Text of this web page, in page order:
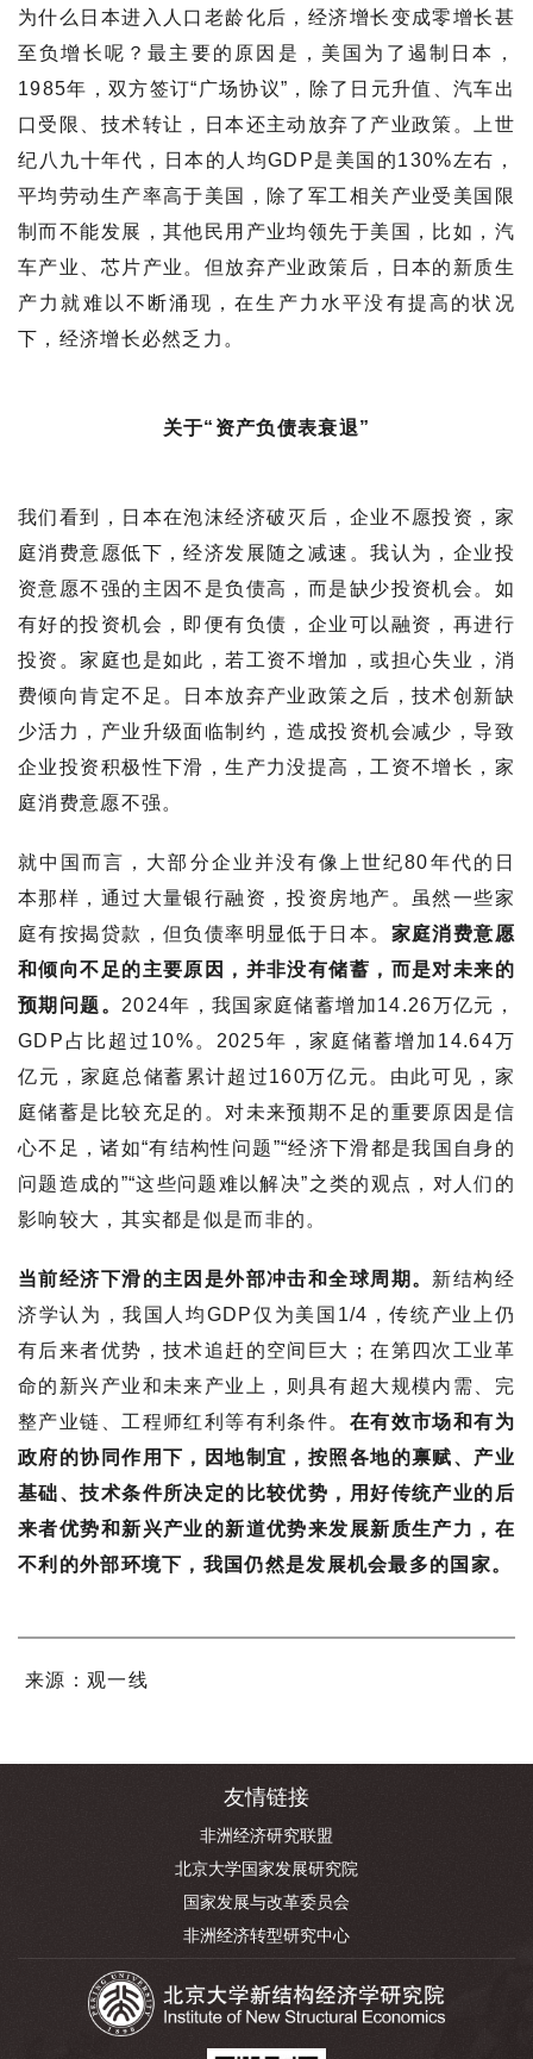
为什么日本进入人口老龄化后，经济增长变成零增长甚
至负增长呢？最主要的原因是，美国为了遏制日本，
1985年，双方签订“广场协议”，除了日元升值、汽车出
口受限、技术转让，日本还主动放弃了产业政策。上世
纪八九十年代，日本的人均GDP是美国的130%左右，
平均劳动生产率高于美国，除了军工相关产业受美国限
制而不能发展，其他民用产业均领先于美国，比如，汽
车产业、芯片产业。但放弃产业政策后，日本的新质生
产力就难以不断涌现，在生产力水平没有提高的状况
下，经济增长必然乏力。
关于“资产负债表衰退”
我们看到，日本在泡沫经济破灭后，企业不愿投资，家
庭消费意愿低下，经济发展随之减速。我认为，企业投
资意愿不强的主因不是负债高，而是缺少投资机会。如
有好的投资机会，即便有负债，企业可以融资，再进行
投资。家庭也是如此，若工资不增加，或担心失业，消
费倾向肯定不足。日本放弃产业政策之后，技术创新缺
少活力，产业升级面临制约，造成投资机会减少，导致
企业投资积极性下滑，生产力没提高，工资不增长，家
庭消费意愿不强。
就中国而言，大部分企业并没有像上世纪80年代的日
本那样，通过大量银行融资，投资房地产。虽然一些家
庭有按揭贷款，但负债率明显低于日本。 家庭消费意愿
和倾向不足的主要原因，并非没有储蓄，而是对未来的
预期问题。 2024年，我国家庭储蓄增加14.26万亿元，
GDP占比超过10%。2025年，家庭储蓄增加14.64万
亿元，家庭总储蓄累计超过160万亿元。由此可见，家
庭储蓄是比较充足的。对未来预期不足的重要原因是信
心不足，诸如“有结构性问题”“经济下滑都是我国自身的
问题造成的”“这些问题难以解决”之类的观点，对人们的
影响较大，其实都是似是而非的。
当前经济下滑的主因是外部冲击和全球周期。 新结构经
济学认为，我国人均GDP仅为美国1/4，传统产业上仍
有后来者优势，技术追赶的空间巨大；在第四次工业革
命的新兴产业和未来产业上，则具有超大规模内需、完
整产业链、工程师红利等有利条件。 在有效市场和有为
政府的协同作用下，因地制宜，按照各地的禀赋、产业
基础、技术条件所决定的比较优势，用好传统产业的后
来者优势和新兴产业的新道优势来发展新质生产力，在
不利的外部环境下，我国仍然是发展机会最多的国家。
来源：观一线
友情链接
非洲经济研究联盟
北京大学国家发展研究院
国家发展与改革委员会
非洲经济转型研究中心